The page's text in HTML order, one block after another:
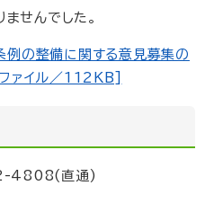
せんでした。
例の整備に関する意見募集の
ァイル／112KB]
4808(直通)